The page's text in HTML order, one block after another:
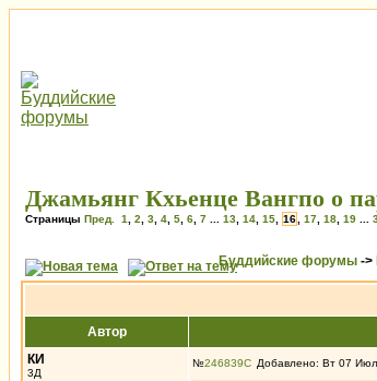
Джамьянг Кхьенце Вангпо о
Страницы Пред. 1 2 3 4 5 6 7 13 14 15 16 17 18 19
Буддийские форумы ->
Автор
КИ
3Д
№246839 Добавлено: Вт 07